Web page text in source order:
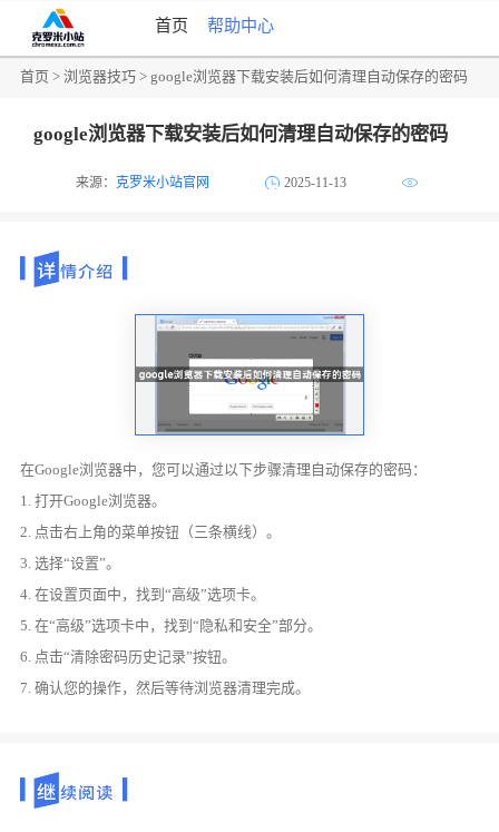
首页 帮助中心
首页 >浏览器技巧 > google浏览器下载安装后如何清理自动保存的密码
google浏览器下载安装后如何清理自动保存的密码
来源：克罗米小站官网 2025-11-13
在Google浏览器中，您可以通过以下步骤清理自动保存的密码：
1. 打开Google浏览器。
2. 点击右上角的菜单按钮（三条横线）。
3. 选择“设置”。
4. 在设置页面中，找到“高级”选项卡。
5. 在“高级”选项卡中，找到“隐私和安全”部分。
6. 点击“清除密码历史记录”按钮。
7. 确认您的操作，然后等待浏览器清理完成。